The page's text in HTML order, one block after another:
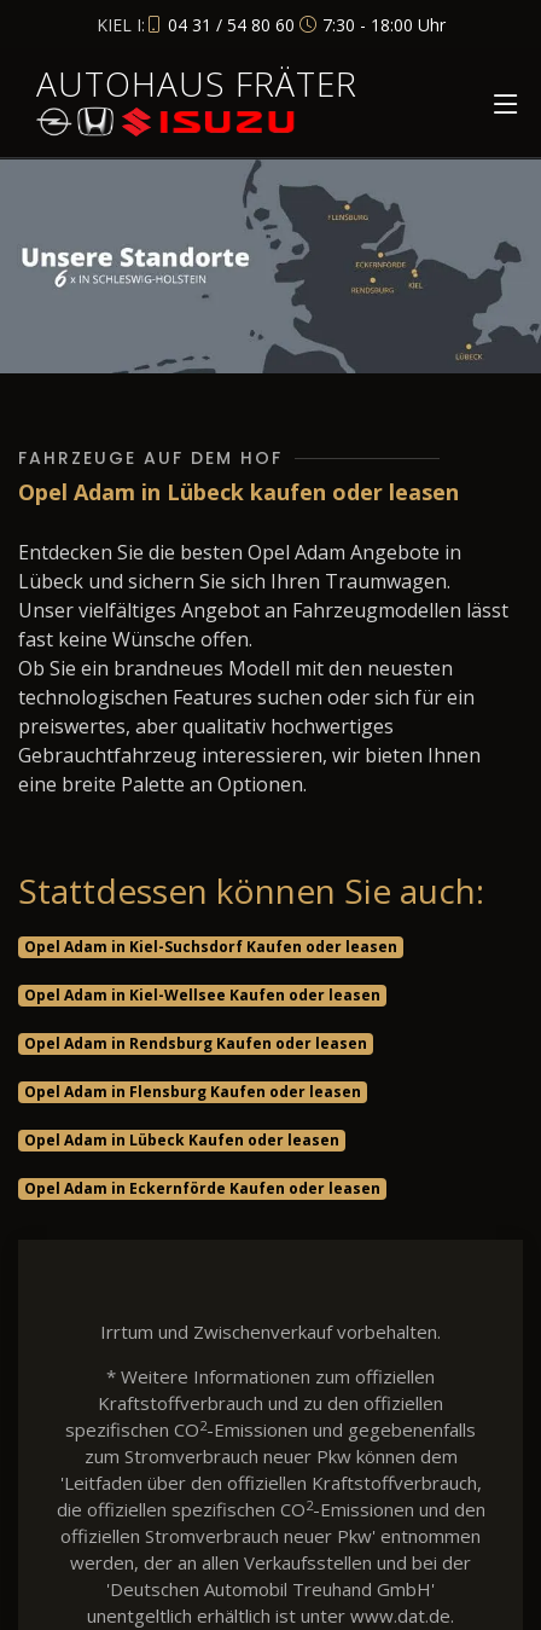
KIEL I: 04 31 / 54 80 60 7:30 - 18:00 Uhr
AUTOHAUS FRÄTER
FAHRZEUGE AUF DEM HOF
Opel Adam in Lübeck kaufen oder leasen
Entdecken Sie die besten Opel Adam Angebote in
Lübeck und sichern Sie sich Ihren Traumwagen.
Unser vielfältiges Angebot an Fahrzeugmodellen lässt
fast keine Wünsche offen.
Ob Sie ein brandneues Modell mit den neuesten
technologischen Features suchen oder sich für ein
preiswertes, aber qualitativ hochwertiges
Gebrauchtfahrzeug interessieren, wir bieten Ihnen
eine breite Palette an Optionen.
Stattdessen können Sie auch:
Opel Adam in Kiel-Suchsdorf Kaufen oder leasen
Opel Adam in Kiel-Wellsee Kaufen oder leasen
Opel Adam in Rendsburg Kaufen oder leasen
Opel Adam in Flensburg Kaufen oder leasen
Opel Adam in Lübeck Kaufen oder leasen
Opel Adam in Eckernförde Kaufen oder leasen
Irrtum und Zwischenverkauf vorbehalten.
* Weitere Informationen zum offiziellen
Kraftstoffverbrauch und zu den offiziellen
spezifischen CO2-Emissionen und gegebenenfalls
zum Stromverbrauch neuer Pkw können dem
'Leitfaden über den offiziellen Kraftstoffverbrauch,
die offiziellen spezifischen CO2-Emissionen und den
offiziellen Stromverbrauch neuer Pkw' entnommen
werden, der an allen Verkaufsstellen und bei der
'Deutschen Automobil Treuhand GmbH'
unentgeltlich erhältlich ist unter www.dat.de.